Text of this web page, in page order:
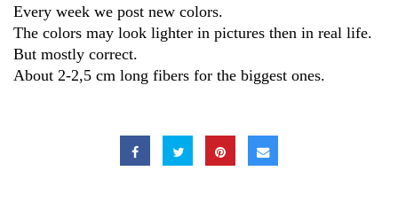
Every week we post new colors.
The colors may look lighter in pictures then in real life.
But mostly correct.
About 2-2,5 cm long fibers for the biggest ones.